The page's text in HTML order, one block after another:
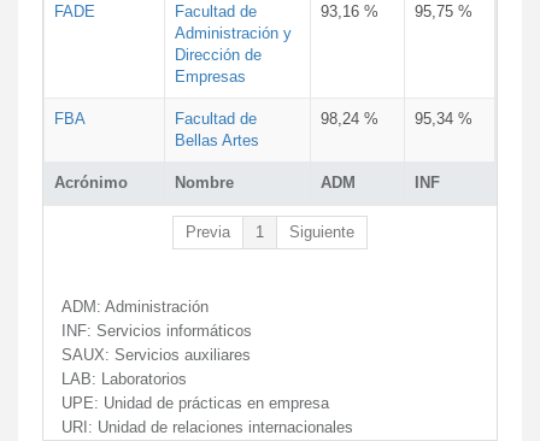
Acrónimo Nombre ADM INF
FADE
Facultad de
Administración y
Dirección de
Empresas
93,16 % 95,75 %
FBA
Facultad de
Bellas Artes
98,24 % 95,34 %
Previa 1 Siguiente
ADM: Administración
INF: Servicios informáticos
SAUX: Servicios auxiliares
LAB: Laboratorios
UPE: Unidad de prácticas en empresa
URI: Unidad de relaciones internacionales